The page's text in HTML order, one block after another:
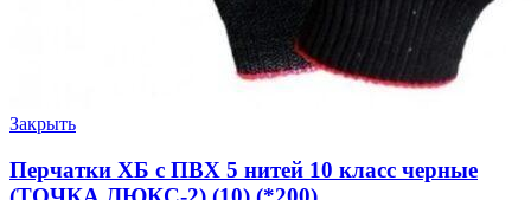
Закрыть
Перчатки ХБ с ПВХ 5 нитей 10 класс черные